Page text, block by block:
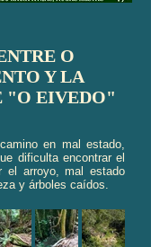
O
Y LA
"O EIVEDO"
en mal estado,
dificulta encontrar el
el arroyo, mal estado
y árboles caídos.